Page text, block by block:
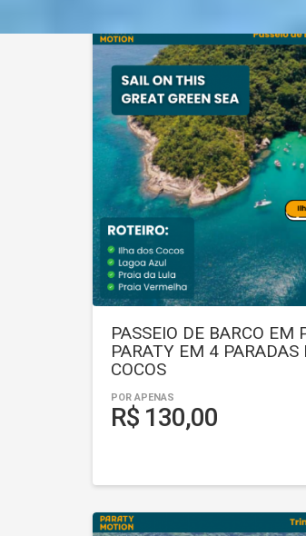
PASSEIO DE BARCO EM
PARATY EM 4
COCOS
POR APENAS
R$ 130,00